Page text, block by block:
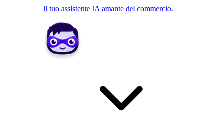
Il tuo assistente IA amante del commercio.